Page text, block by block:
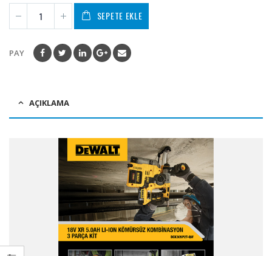
SEPETE EKLE
PAY
AÇIKLAMA